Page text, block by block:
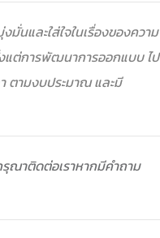
มั่นและใส่ใจในเรื่องของความ
แต่การพัฒนาการออกแบบ ไป
ตามงบประมาณ และมี
ณาติดต่อเราหากมีคำถาม